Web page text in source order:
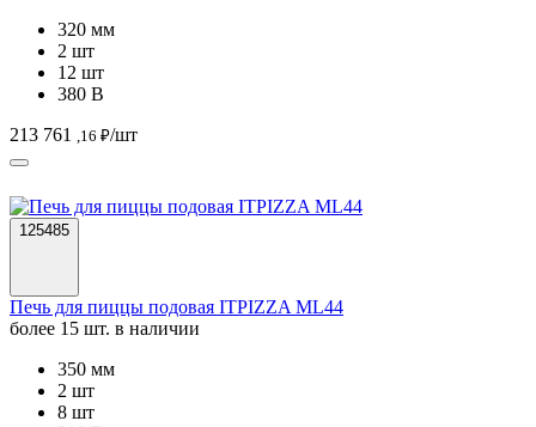
320 мм
2 шт
12 шт
380 В
213 761
,16 ₽/шт
125485
Печь для пиццы подовая ITPIZZA ML44
более 15 шт. в наличии
350 мм
2 шт
8 шт